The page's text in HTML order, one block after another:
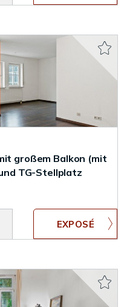
großem Balkon (mit
TG-Stellplatz